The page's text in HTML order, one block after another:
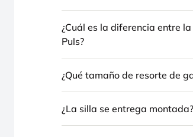
¿Cuál es la diferencia entre
Puls?
¿Qué tamaño de resorte de
¿La silla se entrega montada?